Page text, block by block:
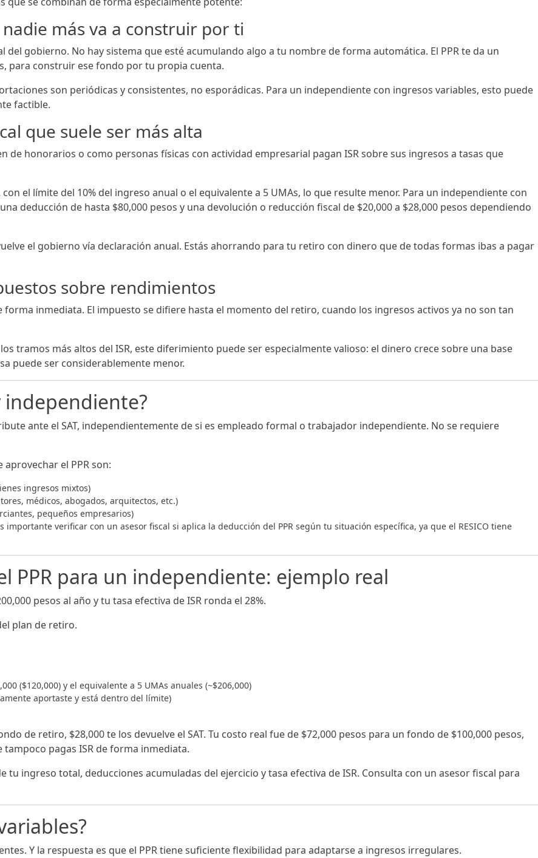
más va a construir por ti
del gobierno. No hay sistema que esté acumulando algo a tu nombre de forma automática. El PPR te da un
para construir ese fondo por tu propia cuenta.
son periódicas y consistentes, no esporádicas. Para un independiente con ingresos variables, esto puede
factible.
que suele ser más alta
honorarios o como personas físicas con actividad empresarial pagan ISR sobre sus ingresos a tasas que
el límite del 10% del ingreso anual o el equivalente a 5 UMAs, lo que resulte menor. Para un independiente con
deducción de hasta $80,000 pesos y una devolución o reducción fiscal de $20,000 a $28,000 pesos dependiendo
el gobierno vía declaración anual. Estás ahorrando para tu retiro con dinero que de todas formas ibas a pagar
sobre rendimientos
inmediata. El impuesto se difiere hasta el momento del retiro, cuando los ingresos activos ya no son tan
tramos más altos del ISR, este diferimiento puede ser especialmente valioso: el dinero crece sobre una base
puede ser considerablemente menor.
independiente?
ante el SAT, independientemente de si es empleado formal o trabajador independiente. No se requiere
el PPR son:
ingresos mixtos)
médicos, abogados, arquitectos, etc.)
pequeños empresarios)
importante verificar con un asesor fiscal si aplica la deducción del PPR según tu situación específica, ya que el RESICO tiene
PPR para un independiente: ejemplo real
pesos al año y tu tasa efectiva de ISR ronda el 28%.
plan de retiro.
($120,000) y el equivalente a 5 UMAs anuales (~$206,000)
aportaste y está dentro del límite)
de retiro, $28,000 te los devuelve el SAT. Tu costo real fue de $72,000 pesos para un fondo de $100,000 pesos,
pagas ISR de forma inmediata.
tu ingreso total, deducciones acumuladas del ejercicio y tasa efectiva de ISR. Consulta con un asesor fiscal para
Y la respuesta es que el PPR tiene suficiente flexibilidad para adaptarse a ingresos irregulares.